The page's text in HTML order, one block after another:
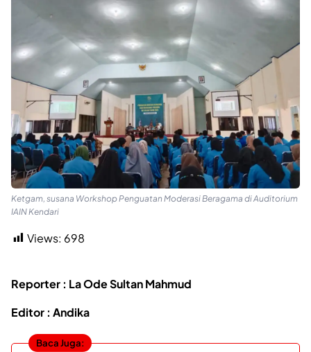
Ketgam, susana Workshop Penguatan Moderasi Beragama di Auditorium
IAIN Kendari
Views: 698
Reporter : La Ode Sultan Mahmud
Editor : Andika
Baca Juga: